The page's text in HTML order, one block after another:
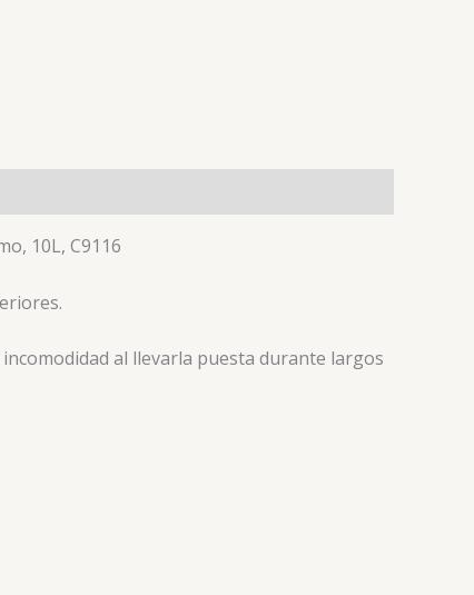
10L, C9116
al llevarla puesta durante largos